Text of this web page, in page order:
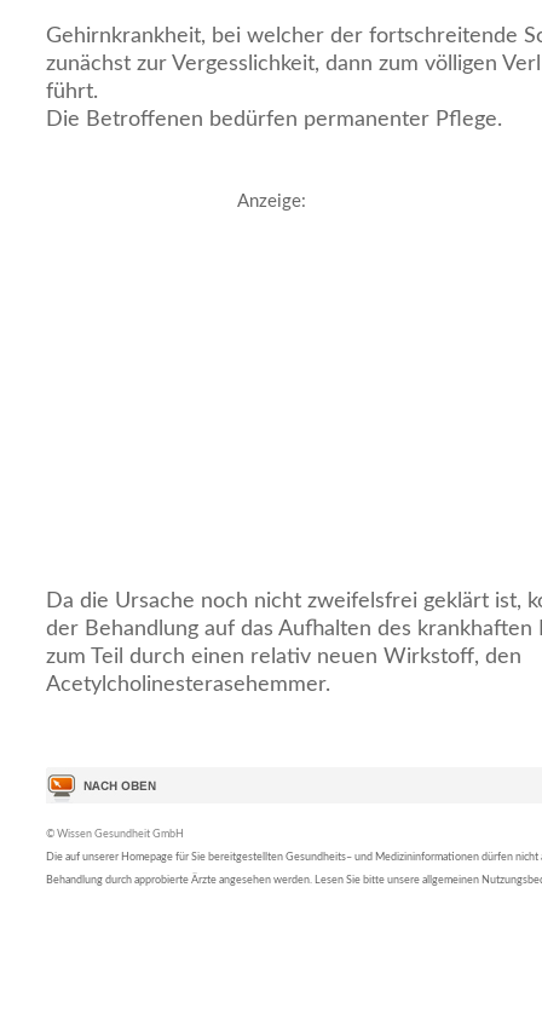
Gehirnkrankheit, bei welcher der fortschreitende
zunächst zur Vergesslichkeit, dann zum völligen
führt.
Die Betroffenen bedürfen permanenter Pflege.
Anzeige:
Da die Ursache noch nicht zweifelsfrei geklärt ist,
der Behandlung auf das Aufhalten des krankhaften
zum Teil durch einen relativ neuen Wirkstoff, den
Acetylcholinesterasehemmer.
© Wissen Gesundheit GmbH
Die auf unserer Homepage für Sie bereitgestellten Gesundheits– und Medizininformationen dürfen nicht
Behandlung durch approbierte Ärzte angesehen werden. Lesen Sie bitte unsere allgemeinen